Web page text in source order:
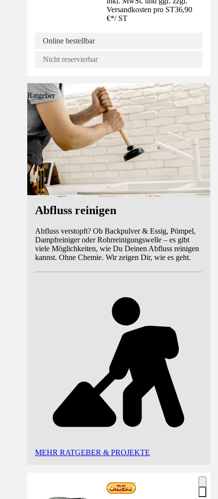
Versandkosten pro ST36,90
€*/ ST
Online bestellbar
Nicht reservierbar
Ratgeber
Abfluss reinigen
Abfluss verstopft? Ob Backpulver & Essig, Pömpel,
Dampfreiniger oder Rohrreinigungswelle – es gibt
viele Möglichkeiten, wie Du Deinen Abfluss reinigen
kannst. Ohne Chemie. Wir zeigen Dir, wie es geht.
MEHR RATGEBER & PROJEKTE